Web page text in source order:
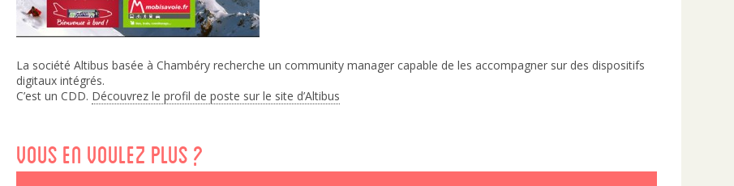
La société Altibus basée à Chambéry recherche un community manager capable de les accompagner sur des dispositifs
digitaux intégrés.
C’est un CDD. Découvrez le profil de poste sur le site d’Altibus
Vous en voulez plus ?